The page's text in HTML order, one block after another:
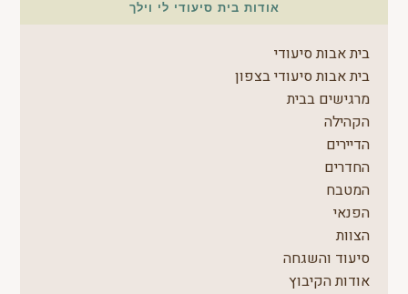
אודות בית סיעודי לי וילך
בית אבות סיעודי
בית אבות סיעודי בצפון
מרגישים בבית
הקהילה
הדיירים
החדרים
המטבח
הפנאי
הצוות
סיעוד והשגחה
אודות הקיבוץ